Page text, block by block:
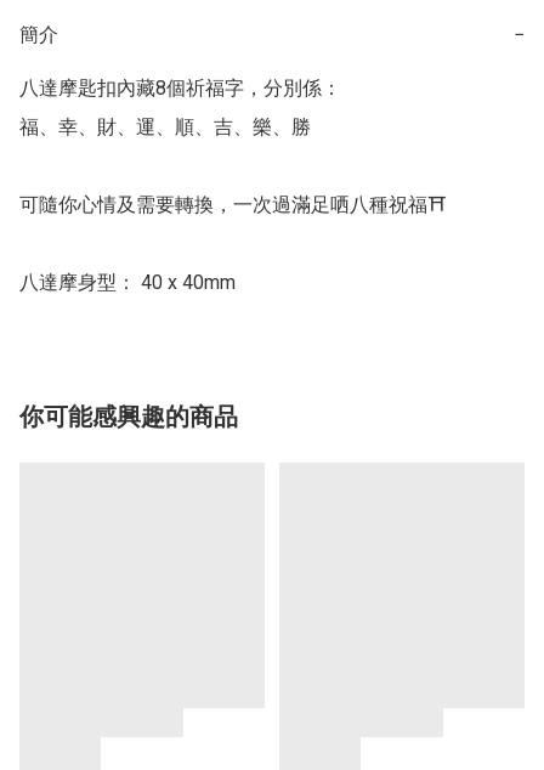
簡介 −
八達摩匙扣內藏8個祈福字，分別係：
福、幸、財、運、順、吉、樂、勝
可隨你心情及需要轉換，一次過滿足哂八種祝福⛩️
八達摩身型： 40 x 40mm
你可能感興趣的商品